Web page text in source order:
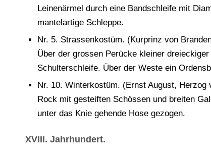
Leinenärmel durch eine Bandschleife mit
mantelartige Schleppe.
Nr. 5. Strassenkostüm. (Kurprinz von
Über der grossen Perücke kleiner
Schulterschleife. Über der Weste ein
Nr. 10. Winterkostüm. (Ernst August, Herzog
Rock mit gesteiften Schössen und breiten
unter das Knie gehende Hose gezogen.
XVIII. Jahrhundert.